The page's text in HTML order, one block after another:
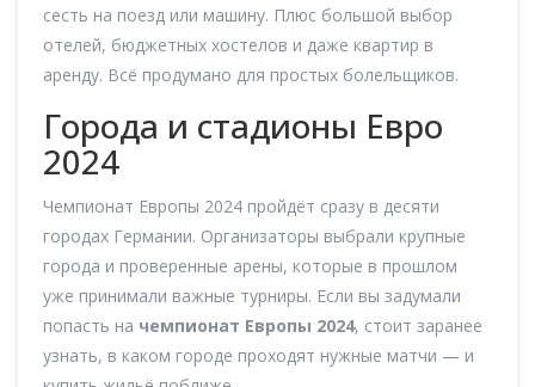
сесть на поезд или машину. Плюс большой выбор
отелей, бюджетных хостелов и даже квартир в
аренду. Всё продумано для простых болельщиков.
Города и стадионы Евро
2024
Чемпионат Европы 2024 пройдёт сразу в десяти
городах Германии. Организаторы выбрали крупные
города и проверенные арены, которые в прошлом
уже принимали важные турниры. Если вы задумали
попасть на чемпионат Европы 2024, стоит заранее
узнать, в каком городе проходят нужные матчи — и